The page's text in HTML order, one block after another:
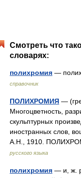
Смотреть что
словарях:
полихромия —
справочник
ПОЛИХРОМИЯ —
Многоцветность,
скульптурных
иностранных слов,
А.Н., 1910.
русского языка
полихромия — и, ж.